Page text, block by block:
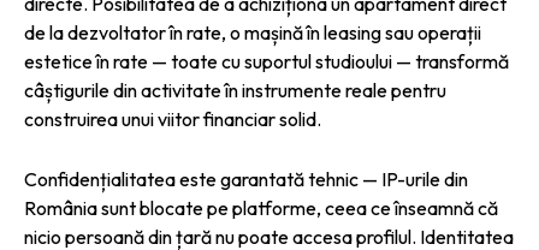
de la dezvoltator în rate, o mașină în leasing sau operații
estetice în rate — toate cu suportul studioului — transformă
câștigurile din activitate în instrumente reale pentru
construirea unui viitor financiar solid.
Confidențialitatea este garantată tehnic — IP-urile din
România sunt blocate pe platforme, ceea ce înseamnă că
nicio persoană din țară nu poate accesa profilul. Identitatea